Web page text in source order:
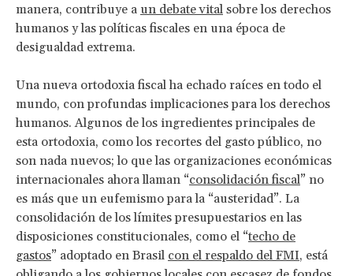
manera, contribuye a un debate vital sobre los derechos
humanos y las políticas fiscales en una época de
desigualdad extrema.
Una nueva ortodoxia fiscal ha echado raíces en todo el
mundo, con profundas implicaciones para los derechos
humanos. Algunos de los ingredientes principales de
esta ortodoxia, como los recortes del gasto público, no
son nada nuevos; lo que las organizaciones económicas
internacionales ahora llaman “consolidación fiscal” no
es más que un eufemismo para la “austeridad”. La
consolidación de los límites presupuestarios en las
disposiciones constitucionales, como el “techo de
gastos” adoptado en Brasil con el respaldo del FMI, está